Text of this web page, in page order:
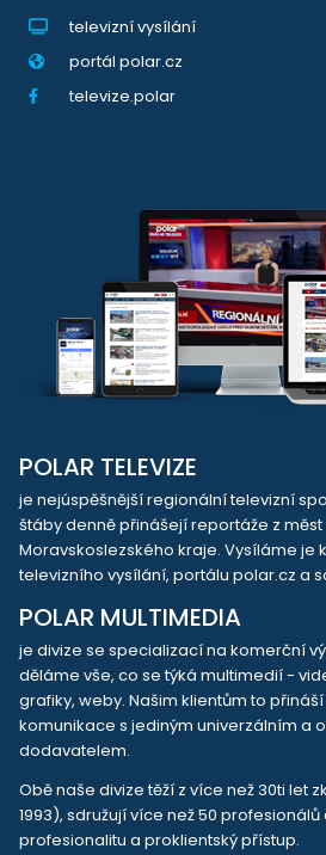
televizní vysílání
portál polar.cz
televize.polar
POLAR TELEVIZE
je nejúspěšnější regionální televizní
štáby denně přinášejí reportáže z
Moravskoslezského kraje. Vysíláme je
televizního vysílání, portálu polar.cz a
POLAR MULTIMEDIA
je divize se specializací na komerční
děláme vše, co se týká multimedií -
grafiky, weby. Našim klientům to
komunikace s jediným univerzálním a
dodavatelem.
Obě naše divize těží z více než 30ti let
1993), sdružují více než 50
profesionalitu a proklientský přístup.